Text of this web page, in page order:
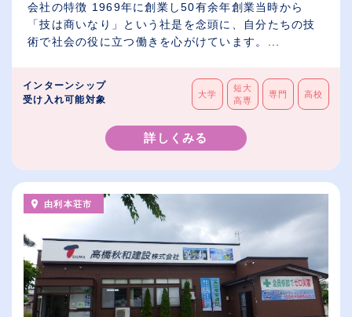
会社の特徴 1969年に創業し50有余年創業当時から
「技は商いなり」という社是を念頭に、自分たちの技
術で社会の役に立つ働きを心がけています。...
インターンシップ
受け入れ可能対象
大学
短大
高専
専門 高校
詳しくみる
由利本荘市